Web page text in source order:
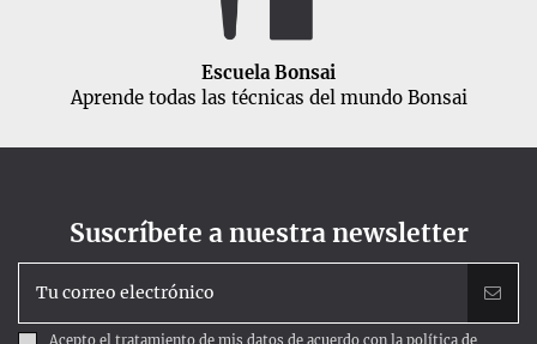
Escuela Bonsai
Aprende todas las técnicas del mundo Bonsai
Suscríbete a nuestra newsletter
Acepto el tratamiento de mis datos de acuerdo con la política de